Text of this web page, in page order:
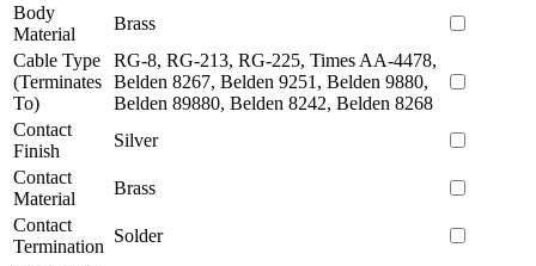
Body
Material
Brass
Cable Type
(Terminates
To)
RG-8, RG-213, RG-225, Times AA-4478,
Belden 8267, Belden 9251, Belden 9880,
Belden 89880, Belden 8242, Belden 8268
Contact
Finish
Silver
Contact
Material
Brass
Contact
Termination
Solder